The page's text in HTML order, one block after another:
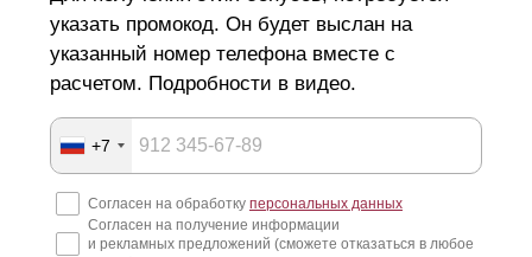
указать промокод. Он будет выслан на
указанный номер телефона вместе с
расчетом. Подробности в видео.
+7
Согласен на обработку персональных данных
Согласен на получение информации
и рекламных предложений (сможете отказаться в любое